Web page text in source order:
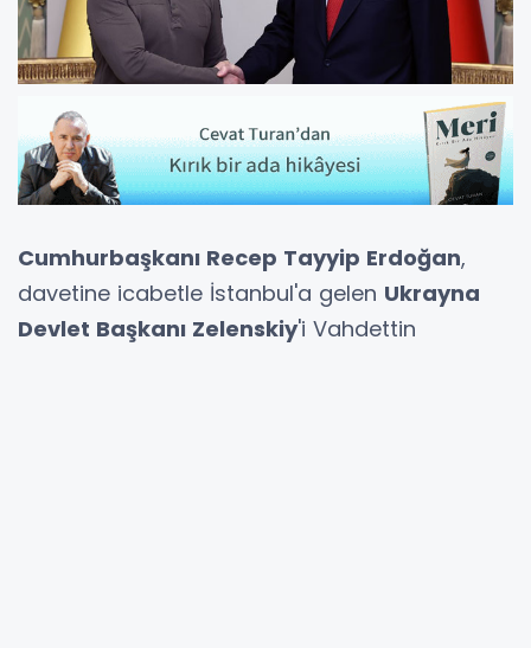
Cumhurbaşkanı Recep Tayyip Erdoğan,
davetine icabetle İstanbul'a gelen Ukrayna
Devlet Başkanı Zelenskiy'i Vahdettin